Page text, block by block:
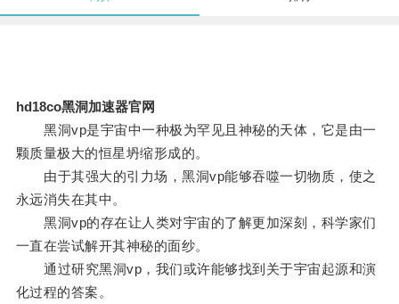
hd18co黑洞加速器官网
黑洞vp是宇宙中一种极为罕见且神秘的天体，它是由一
颗质量极大的恒星坍缩形成的。
由于其强大的引力场，黑洞vp能够吞噬一切物质，使之
永远消失在其中。
黑洞vp的存在让人类对宇宙的了解更加深刻，科学家们
一直在尝试解开其神秘的面纱。
通过研究黑洞vp，我们或许能够找到关于宇宙起源和演
化过程的答案。